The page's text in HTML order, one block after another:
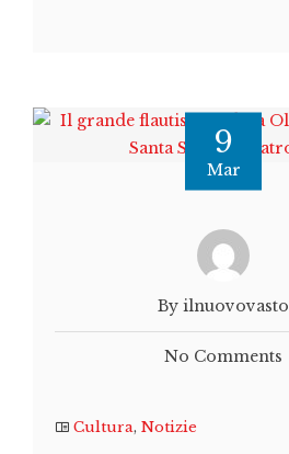
9
Mar
By ilnuovovasto
No Comments
Cultura, Notizie